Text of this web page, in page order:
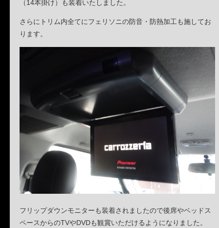
（14本掛け）も装着いたしました。
さらにトリム内全てにフェリソニの防音・防熱加工も施してお
ります。
フリップダウンモニターも装着されましたので後席やベッドス
ペースからのTVやDVDも観賞いただけるようになりました。